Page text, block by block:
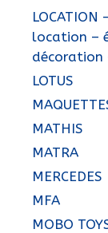
LOCATION
location –
LOTUS
MATHIS
MATRA
MERCEDES
MFA
MOBO